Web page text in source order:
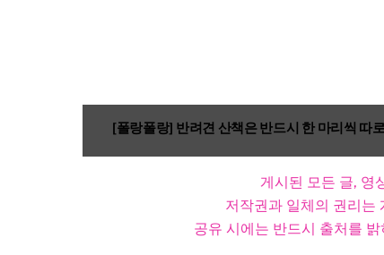
[폴랑폴랑] 반려견 산책은 반드시 한 마리씩 따
게시된 모든 글, 영
저작권과 일체의 권리는
공유 시에는 반드시 출처를